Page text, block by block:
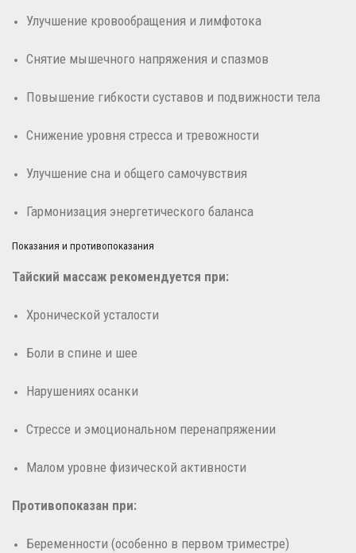
Улучшение кровообращения и лимфотока
Снятие мышечного напряжения и спазмов
Повышение гибкости суставов и подвижности тела
Снижение уровня стресса и тревожности
Улучшение сна и общего самочувствия
Гармонизация энергетического баланса
Показания и противопоказания
Тайский массаж рекомендуется при:
Хронической усталости
Боли в спине и шее
Нарушениях осанки
Стрессе и эмоциональном перенапряжении
Малом уровне физической активности
Противопоказан при:
Беременности (особенно в первом триместре)